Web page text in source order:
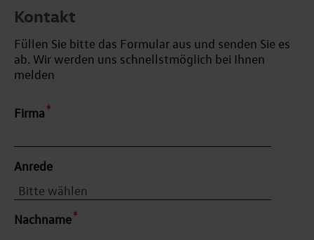
Kontakt
Füllen Sie bitte das Formular aus und senden Sie es
ab. Wir werden uns schnellstmöglich bei Ihnen
melden
Firma
Anrede
Nachname